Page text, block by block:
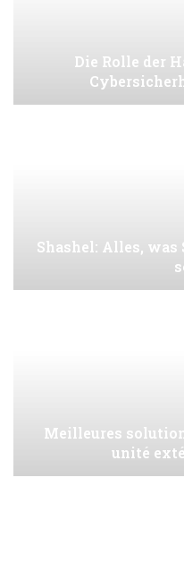
Die Rolle der
Shashel: Alles,
Meilleures
unité